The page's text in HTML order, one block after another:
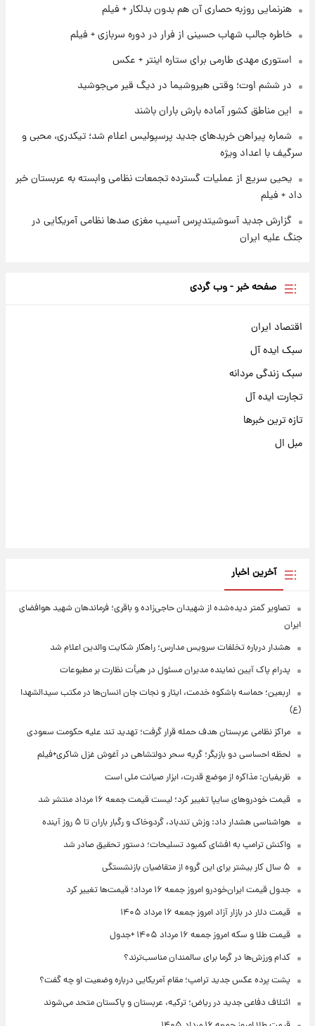
۱ روز پیش
شرایط تازه فروش اقساطی سایپا اعلام شد؛
شاهین، کوییک، اطلس، سهند و ساینا با اقساط
بلندمدت + جدول
سیگنال‌های جدید برای بازار طلا؛ پیش‌بینی
قیمت سکه و طلا فردا
هنرنمایی روزبه حصاری آن هم بدون بدلکار + فیلم
خاطره جالب شهاب حسینی از فرار در دوره سربازی + فیلم
استوری مهدی طارمی برای ستاره اینتر + عکس
در ششم اوت؛ وقتی هیروشیما در دیگ قیر می‌جوشید
این مناطق کشور آماده بارش باران باشند
شماره پیراهن خریدهای جدید پرسپولیس اعلام شد؛ تیکدری، محبی و
سرگیف با اعداد ویژه
یحیی سریع از عملیات گسترده تجمعات نظامی وابسته به عربستان خبر
داد + فیلم
گزارش جدید آسوشیتدپرس آسیب مغزی صدها نظامی آمریکایی در
جنگ علیه ایران
صفحه خبر - وب گردی
اقتصاد ایران
سبک ایده آل
سبک زندگی مردانه
تجارت ایده آل
تازه ترین خبرها
مبل ال
آخرین اخبار
تصاویر کمتر دیده‌شده از شهیدان حاجی‌زاده و باقری؛ فرماندهان شهید هوافضای
ایران
هشدار درباره تخلفات سرویس مدارس؛ راهکار شکایت والدین اعلام شد
پدرام پاک آیین نماینده مدیران مسئول در هیأت نظارت بر مطبوعات
اربعین؛ حماسه باشکوه خدمت، ایثار و نجات جان انسان‌ها در مکتب سیدالشهدا
(ع)
مراکز نظامی عربستان هدف حمله قرار گرفت؛ تهدید تند علیه حکومت سعودی
لحظه احساسی دو بازیگر؛ گریه سحر دولتشاهی در آغوش غزل شاکری+فیلم
ظریفیان: مذاکره از موضع قدرت، ابزار صیانت ملی است
قیمت خودروهای سایپا تغییر کرد؛ لیست قیمت جمعه ۱۶ مرداد منتشر شد
هواشناسی هشدار داد: وزش تندباد، گردوخاک و رگبار باران تا ۵ روز آینده
واکنش ترامپ به افشای کمبود تسلیحات؛ دستور تحقیق صادر شد
۵ سال کار بیشتر برای این گروه از متقاضیان بازنشستگی
جدول قیمت ایران‌خودرو امروز جمعه ۱۶ مرداد؛ قیمت‌ها تغییر کرد
قیمت دلار در بازار آزاد امروز جمعه ۱۶ مرداد ۱۴۰۵
قیمت طلا و سکه امروز جمعه ۱۶ مرداد ۱۴۰۵ +جدول
کدام ورزش‌ها در گرما برای سالمندان مناسب‌ترند؟
پشت پرده عکس جدید ترامپ؛ مقام آمریکایی درباره وضعیت او چه گفت؟
ائتلاف دفاعی جدید در ریاض؛ ترکیه، عربستان و پاکستان متحد می‌شوند